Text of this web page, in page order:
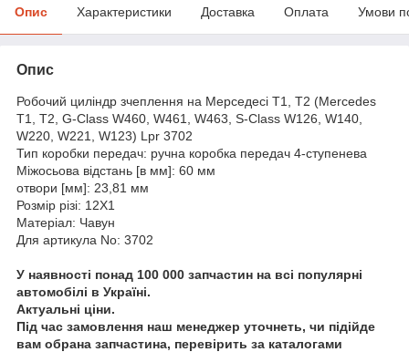
Опис Характеристики Доставка Оплата Умови
Опис
Робочий циліндр зчеплення на Мерседесі Т1, Т2 (Mercedes
T1, T2, G-Class W460, W461, W463, S-Class W126, W140,
W220, W221, W123) Lpr 3702
Тип коробки передач: ручна коробка передач 4-ступенева
Міжосьова відстань [в мм]: 60 мм
отвори [мм]: 23,81 мм
Розмір різі: 12X1
Матеріал: Чавун
Для артикула No: 3702
У наявності понад 100 000 запчастин на всі популярні
автомобілі в Україні.
Актуальні ціни.
Під час замовлення наш менеджер уточнеть, чи підійде
вам обрана запчастина, перевірить за каталогами